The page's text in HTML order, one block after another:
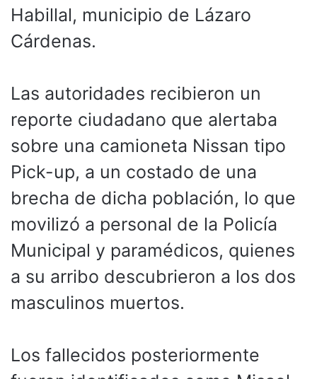
Habillal, municipio de Lázaro
Cárdenas.
Las autoridades recibieron un
reporte ciudadano que alertaba
sobre una camioneta Nissan tipo
Pick-up, a un costado de una
brecha de dicha población, lo que
movilizó a personal de la Policía
Municipal y paramédicos, quienes
a su arribo descubrieron a los dos
masculinos muertos.
Los fallecidos posteriormente